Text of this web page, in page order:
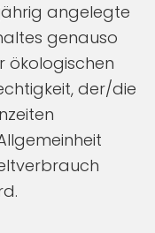
angelegte
genauso
ökologischen
der/die